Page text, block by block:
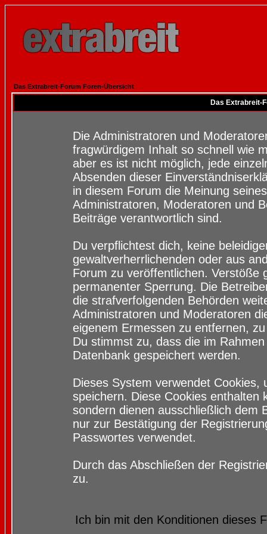
Das Extrabreit-Forum Foren-Übersicht
Das Extrabreit-
Die Administratoren und
fragwürdigem Inhalt so schnell wie
aber es ist nicht möglich, jede
Absenden dieser
in diesem Forum die Meinung
Administratoren, Moderatoren und
Beiträge verantwortlich sind.
Du verpflichtest dich, keine
gewaltverherrlichenden oder aus
Forum zu veröffentlichen. Verstöße
permanenter Sperrung. Die
die strafverfolgenden Behörden
Administratoren und Moderatoren
eigenem Ermessen zu entfernen,
Du stimmst zu, dass die im
Datenbank gespeichert werden.
Dieses System verwendet
speichern. Diese Cookies enthalten
sondern dienen ausschließlich dem
nur zur Bestätigung der
Passwortes verwendet.
Durch das Abschließen der
zu.
Ich bin mit den Konditionen dieses